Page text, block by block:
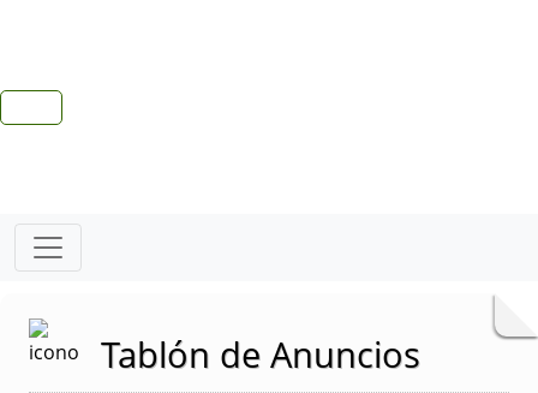
Tablón de Anuncios